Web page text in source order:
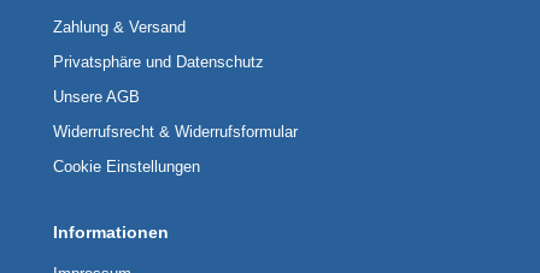
Zahlung & Versand
Privatsphäre und Datenschutz
Unsere AGB
Widerrufsrecht & Widerrufsformular
Cookie Einstellungen
Informationen